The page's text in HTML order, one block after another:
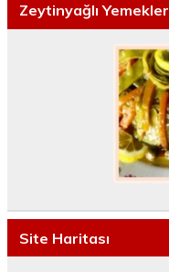
Zeytinyağlı Yemekler
Site Haritası